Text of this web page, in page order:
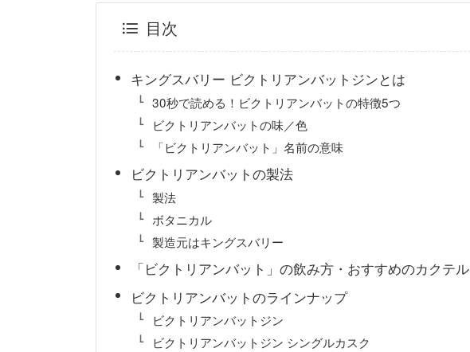
目次
キングスバリー ビクトリアンバットジンとは
30秒で読める！ビクトリアンバットの特徴5つ
ビクトリアンバットの味／色
「ビクトリアンバット」名前の意味
ビクトリアンバットの製法
製法
ボタニカル
製造元はキングスバリー
「ビクトリアンバット」の飲み方・おすすめのカクテル
ビクトリアンバットのラインナップ
ビクトリアンバットジン
ビクトリアンバットジン シングルカスク